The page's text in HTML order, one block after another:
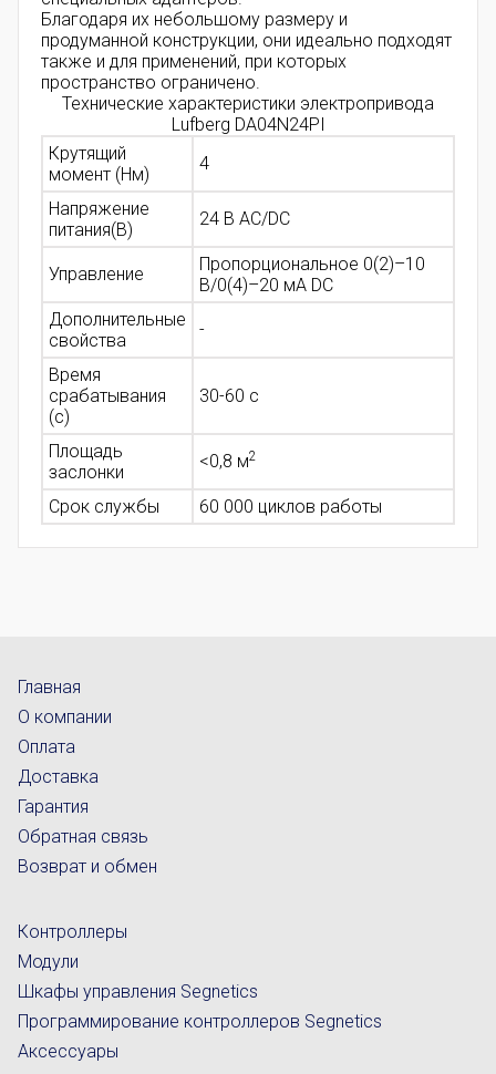
Благодаря их небольшому размеру и
продуманной конструкции, они идеально подходят
также и для применений, при которых
пространство ограничено.
Технические характеристики электропривода
Lufberg DA04N24PI
Крутящий
момент (Нм)
4
Напряжение
питания(В)
24 В AC/DC
Управление
Пропорциональное 0(2)–10
В/0(4)–20 мА DC
Дополнительные
свойства
-
Время
срабатывания
(с)
30-60 с
Площадь
заслонки
<0,8 м2
Срок службы 60 000 циклов работы
Главная
О компании
Оплата
Доставка
Гарантия
Обратная связь
Возврат и обмен
Контроллеры
Модули
Шкафы управления Segnetics
Программирование контроллеров Segnetics
Аксессуары